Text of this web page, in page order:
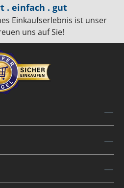
. einfach . gut
Einkaufserlebnis ist unser
uns auf Sie!